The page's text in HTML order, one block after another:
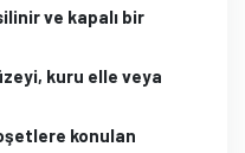
ve kapalı bir
kuru elle veya
konulan